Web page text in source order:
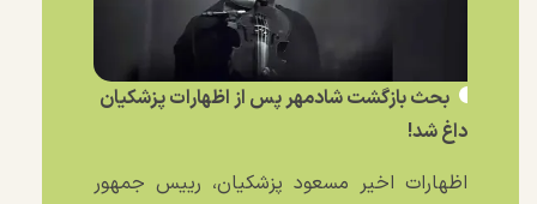
بحث بازگشت شادمهر پس از اظهارات پزشکیان
داغ شد!
اظهارات اخیر مسعود پزشکیان، رییس جمهور